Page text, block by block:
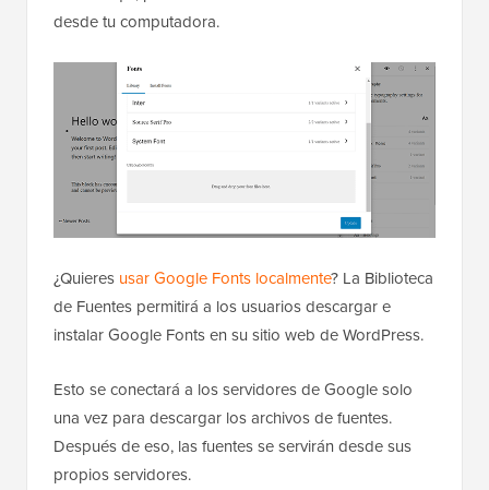
desde tu computadora.
¿Quieres usar Google Fonts localmente? La Biblioteca
de Fuentes permitirá a los usuarios descargar e
instalar Google Fonts en su sitio web de WordPress.
Esto se conectará a los servidores de Google solo
una vez para descargar los archivos de fuentes.
Después de eso, las fuentes se servirán desde sus
propios servidores.